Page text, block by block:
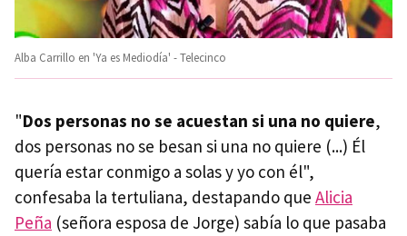
Alba Carrillo en 'Ya es Mediodía' - Telecinco
"Dos personas no se acuestan si una no quiere,
dos personas no se besan si una no quiere (...) Él
quería estar conmigo a solas y yo con él",
confesaba la tertuliana, destapando que Alicia
Peña (señora esposa de Jorge) sabía lo que pasaba